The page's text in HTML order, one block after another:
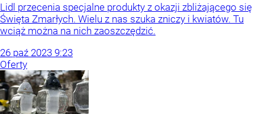
Lidl przecenia specjalne produkty z okazji zbliżającego się
Święta Zmarłych. Wielu z nas szuka zniczy i kwiatów. Tu
wciąż można na nich zaoszczędzić.
26 paź 2023 9:23
Oferty